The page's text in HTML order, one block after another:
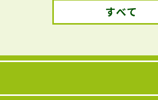
すべて